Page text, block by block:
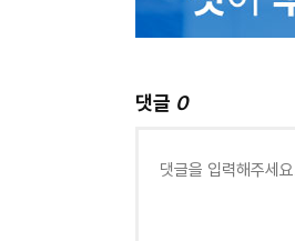
댓글 0